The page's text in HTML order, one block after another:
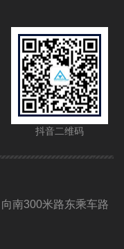
抖音二维码
南300米路东乘车路